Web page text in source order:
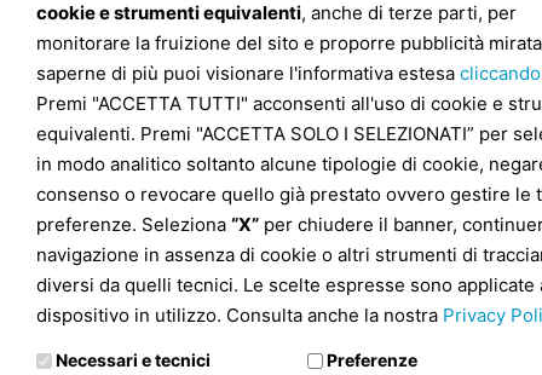
cookie e strumenti equivalenti, anche di terze parti, per
monitorare la fruizione del sito e proporre pubblicità
saperne di più puoi visionare l'informativa estesa
Premi "ACCETTA TUTTI" acconsenti all'uso di cookie e
equivalenti. Premi "ACCETTA SOLO I SELEZIONATI” per
in modo analitico soltanto alcune tipologie di cookie,
consenso o revocare quello già prestato ovvero gestire le
preferenze. Seleziona “X” per chiudere il banner,
navigazione in assenza di cookie o altri strumenti di
diversi da quelli tecnici. Le scelte espresse sono applicate
dispositivo in utilizzo. Consulta anche la nostra Privacy
Necessari e tecnici Preferenze